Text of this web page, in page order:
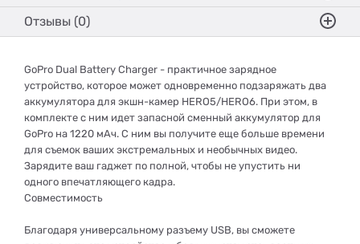
Отзывы (0)
GoPro Dual Battery Charger - практичное зарядное
устройство, которое может одновременно подзаряжать два
аккумулятора для экшн-камер HERO5/HERO6. При этом, в
комплекте с ним идет запасной сменный аккумулятор для
GoPro на 1220 мАч. С ним вы получите еще больше времени
для съемок ваших экстремальных и необычных видео.
Зарядите ваш гаджет по полной, чтобы не упустить ни
одного впечатляющего кадра.
Совместимость
Благодаря универсальному разъему USB, вы сможете